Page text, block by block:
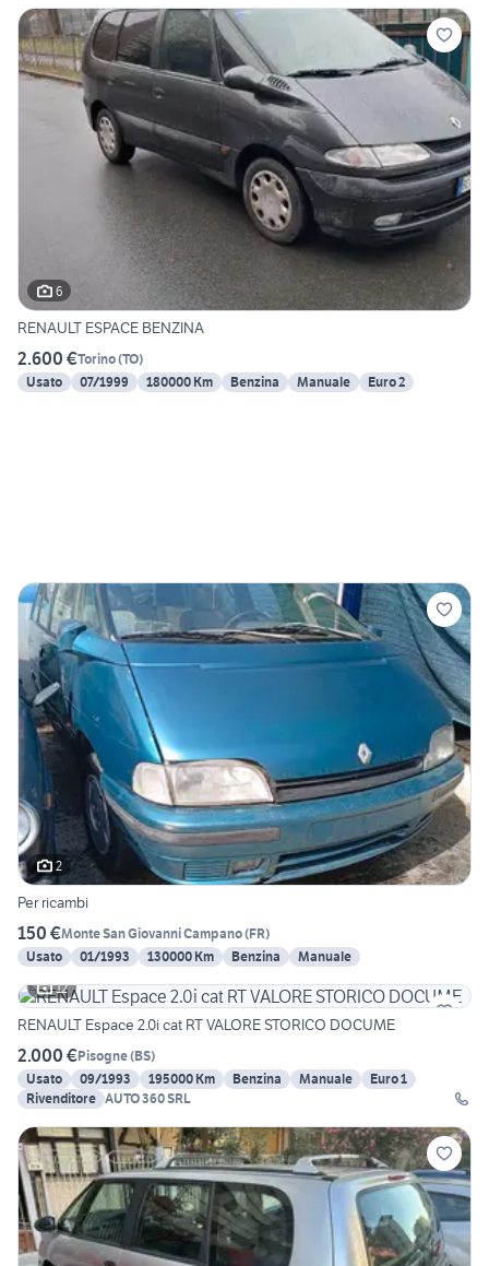
6
RENAULT ESPACE BENZINA
2.600 €Torino(TO)
Usato
07/1999 180000 Km Benzina Manuale Euro 2
2
Per ricambi
150 €Monte San Giovanni Campano(FR)
Usato
01/1993 130000 Km Benzina
Manuale
12
RENAULT Espace 2.0i cat RT VALORE STORICO DOCUME
2.000 €Pisogne(BS)
Usato
09/1993 195000 Km Benzina Manuale
Euro 1
Rivenditore AUTO 360 SRL